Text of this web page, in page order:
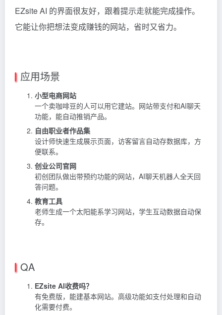
EZsite AI 的界面很友好，跟着提示走就能完成操作。
它能让你把想法变成赚钱的网站，省时又省力。
应用场景
小型电商网站
一个卖咖啡豆的人可以用它建站。网站带支付和AI聊天
功能，能自动推销产品。
自由职业者作品集
设计师快速生成展示页面，访客留言自动存数据库，方
便联系。
创业公司官网
初创团队做出带预约功能的网站，AI聊天机器人全天回
答问题。
教育工具
老师生成一个太阳能系学习网站，学生互动数据自动保
存。
QA
EZsite AI收费吗？
有免费版，能建基本网站。高级功能如支付处理和自动
化需要付费。